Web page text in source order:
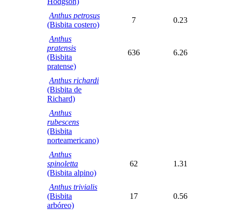
Anthus petrosus
(Bisbita costero)
7 0.23
Anthus
pratensis
(Bisbita
pratense)
636 6.26
Anthus richardi
(Bisbita de
Richard)
Anthus
rubescens
(Bisbita
norteamericano)
Anthus
spinoletta
(Bisbita alpino)
62 1.31
Anthus trivialis
(Bisbita
arbóreo)
17 0.56